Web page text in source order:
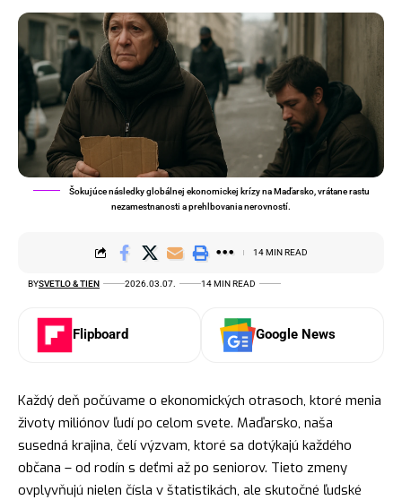
Šokujúce následky globálnej ekonomickej krízy na Maďarsko, vrátane rastu
nezamestnanosti a prehlbovania nerovností.
BYSVETLO & TIEN 2026.03.07. 14 MIN READ
14 MIN READ
Flipboard Google News
Každý deň počúvame o ekonomických otrasoch, ktoré menia
životy miliónov ľudí po celom svete. Maďarsko, naša
susedná krajina, čelí výzvam, ktoré sa dotýkajú každého
občana – od rodín s deťmi až po seniorov. Tieto zmeny
ovplyvňujú nielen čísla v štatistikách, ale skutočné ľudské